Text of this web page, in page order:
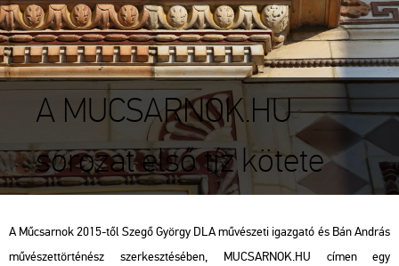
A MUCSARNOK.HU
sorozat első tíz kötete
A Műcsarnok 2015-től Szegő György DLA művészeti igazgató és Bán András
művészettörténész szerkesztésében, MUCSARNOK.HU címen egy